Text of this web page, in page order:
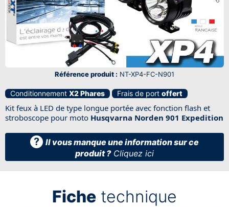
Référence produit : NT-XP4-FC-N901
Conditionnement X2 Phares Frais de port offert
Kit feux à LED de type longue portée avec fonction flash et
stroboscope pour moto Husqvarna Norden 901 Expedition
? Il vous manque une information sur ce
produit ? Cliquez ici
Fiche technique